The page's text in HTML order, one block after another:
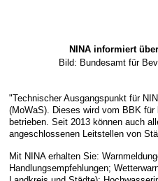
NINA informiert
Bild: Bundesamt für
"Technischer Ausgangspunkt für
(MoWaS). Dieses wird vom BBK
betrieben. Seit 2013 können auch
angeschlossenen Leitstellen von
Mit NINA erhalten Sie:
Handlungsempfehlungen;